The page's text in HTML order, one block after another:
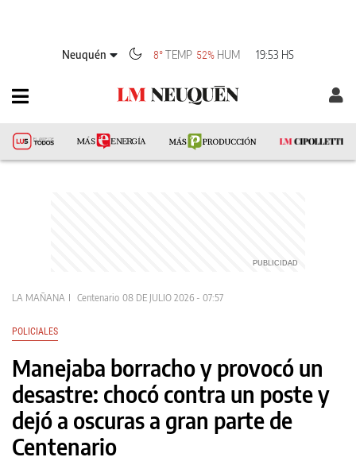
Neuquén 8°TEMP 52% HUM 19:53 HS
LA MAÑANA Centenario 08 DE JULIO 2026 - 07:57
POLICIALES
Manejaba borracho y provocó un
desastre: chocó contra un poste y
dejó a oscuras a gran parte de
Centenario